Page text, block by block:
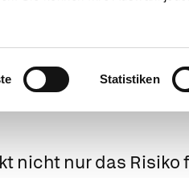
Statistiken
nicht nur das